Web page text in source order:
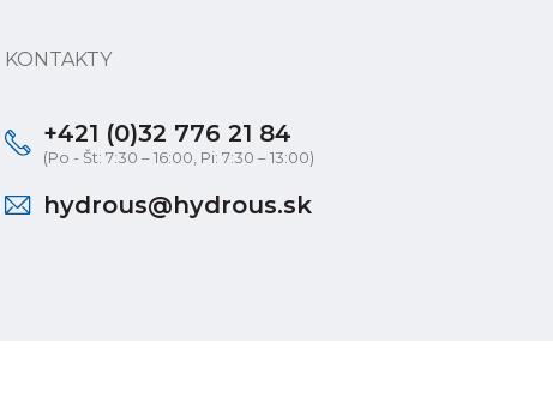
KONTAKTY
+421 (0)32 776 21 84
(Po - Št: 7:30 – 16:00, Pi: 7:30 – 13:00)
hydrous@hydrous.sk